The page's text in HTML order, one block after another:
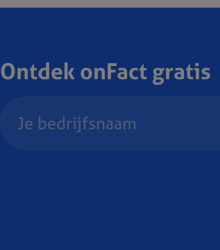
Ontdek onFact gratis